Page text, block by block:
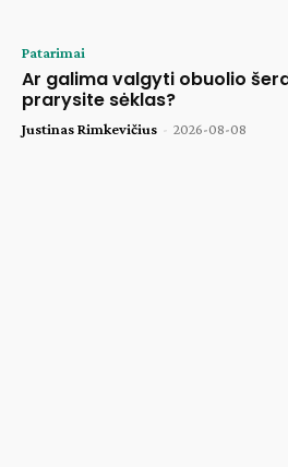
Patarimai
Ar galima valgyti obuolio
prarysite sėklas?
Justinas Rimkevičius - 2026-08-08